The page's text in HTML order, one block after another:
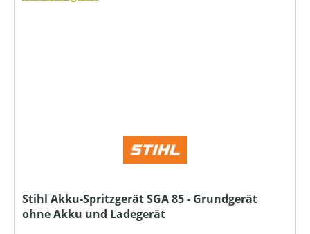
Stihl Akku-Spritzgerät SGA 85 - Grundgerät
ohne Akku und Ladegerät